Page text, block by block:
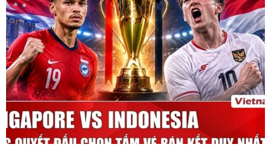
Kỳ thủ trẻ Đinh Nho Kiệt giành HCV tại